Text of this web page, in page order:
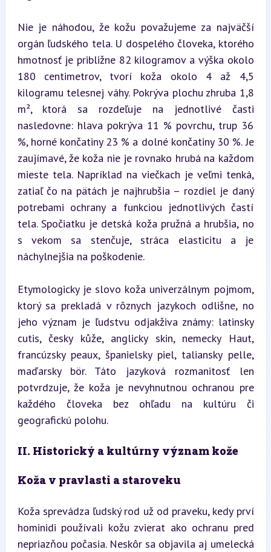
Nie je náhodou, že kožu považujeme za najväčší
orgán ľudského tela. U dospelého človeka, ktorého
hmotnosť je približne 82 kilogramov a výška okolo
180 centimetrov, tvorí koža okolo 4 až 4,5
kilogramu telesnej váhy. Pokrýva plochu zhruba 1,8
m², ktorá sa rozdeľuje na jednotlivé časti
nasledovne: hlava pokrýva 11 % povrchu, trup 36
%, horné končatiny 23 % a dolné končatiny 30 %. Je
zaujímavé, že koža nie je rovnako hrubá na každom
mieste tela. Napríklad na viečkach je veľmi tenká,
zatiaľ čo na pätách je najhrubšia – rozdiel je daný
potrebami ochrany a funkciou jednotlivých častí
tela. Spočiatku je detská koža pružná a hrubšia, no
s vekom sa stenčuje, stráca elasticitu a je
náchylnejšia na poškodenie.
Etymologicky je slovo koža univerzálnym pojmom,
ktorý sa prekladá v rôznych jazykoch odlišne, no
jeho význam je ľudstvu odjakživa známy: latinsky
cutis, česky kůže, anglicky skin, nemecky Haut,
francúzsky peaux, španielsky piel, taliansky pelle,
maďarsky bör. Táto jazyková rozmanitosť len
potvrdzuje, že koža je nevyhnutnou ochranou pre
každého človeka bez ohľadu na kultúru či
geografickú polohu.
II. Historický a kultúrny význam kože
Koža v pravlasti a staroveku
Koža sprevádza ľudský rod už od praveku, kedy prví
hominidi používali kožu zvierat ako ochranu pred
nepriazňou počasia. Neskôr sa objavila aj umelecká